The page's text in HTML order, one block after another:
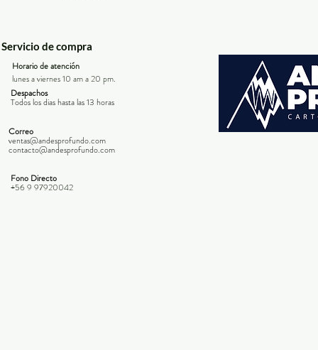
Servicio de compra
Horario de atención
lunes a viernes 10 am a 20 pm.
Despachos
Todos los dias hasta las 13 horas
Correo
ventas@andesprofundo.com
contacto@andesprofundo.com
Fono Directo
+56 9 97920042